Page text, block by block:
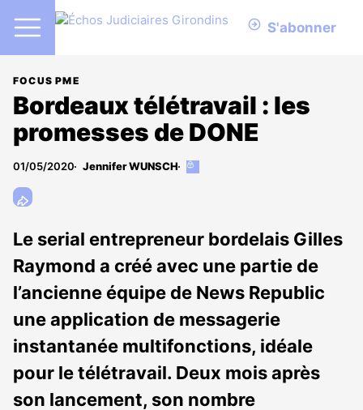
S'abonner
FOCUS PME
Bordeaux télétravail : les
promesses de DONE
01/05/2020 Jennifer WUNSCH
Cet
abonnés
Le serial entrepreneur bordelais Gilles
Raymond a créé avec une partie de
l’ancienne équipe de News Republic
une application de messagerie
instantanée multifonctions, idéale
pour le télétravail. Deux mois après
son lancement, son nombre